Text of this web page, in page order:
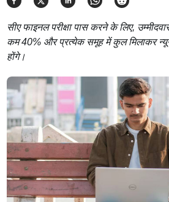
सीए फाइनल परीक्षा पास करने के लिए,
कम 40% और प्रत्येक समूह में कुल मिलाकर
होंगे।